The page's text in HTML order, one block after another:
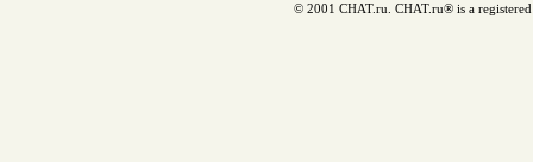
© 2001 CHAT.ru. CHAT.ru® is a